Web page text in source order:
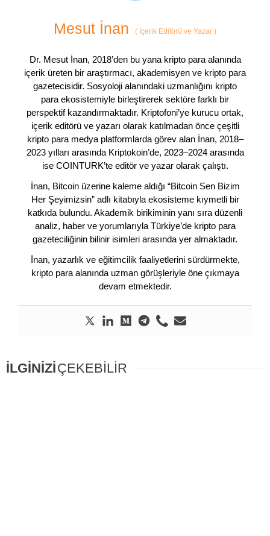
Mesut İnan ( İçerik Editörü ve Yazar )
Dr. Mesut İnan, 2018’den bu yana kripto para alanında
içerik üreten bir araştırmacı, akademisyen ve kripto para
gazetecisidir. Sosyoloji alanındaki uzmanlığını kripto
para ekosistemiyle birleştirerek sektöre farklı bir
perspektif kazandırmaktadır. Kriptofoni’ye kurucu ortak,
içerik editörü ve yazarı olarak katılmadan önce çeşitli
kripto para medya platformlarda görev alan İnan, 2018–
2023 yılları arasında Kriptokoin’de, 2023–2024 arasında
ise COINTURK’te editör ve yazar olarak çalıştı.
İnan, Bitcoin üzerine kaleme aldığı “Bitcoin Sen Bizim
Her Şeyimizsin” adlı kitabıyla ekosisteme kıymetli bir
katkıda bulundu. Akademik birikiminin yanı sıra düzenli
analiz, haber ve yorumlarıyla Türkiye’de kripto para
gazeteciliğinin bilinir isimleri arasında yer almaktadır.
İnan, yazarlık ve eğitimcilik faaliyetlerini sürdürmekte,
kripto para alanında uzman görüşleriyle öne çıkmaya
devam etmektedir.
İLGİNİZİÇEKEBİLİR